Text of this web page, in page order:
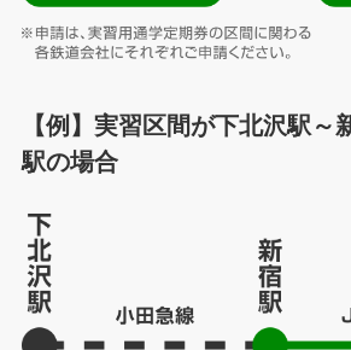
【例】実習区間が下北沢駅～
駅の場合